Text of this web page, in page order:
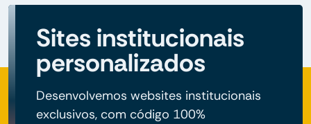
Sites institucionais
personalizados
Desenvolvemos websites institucionais
exclusivos, com código 100%